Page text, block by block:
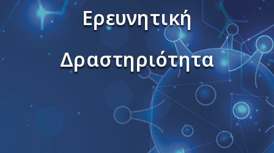
Ερευνητική
Δραστηριότητα